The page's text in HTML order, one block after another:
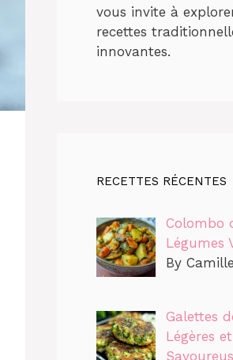
vous invite à
recettes
innovantes.
RECETTES RÉCENTES
Colombo
Légumes
By
Galettes
Légères et